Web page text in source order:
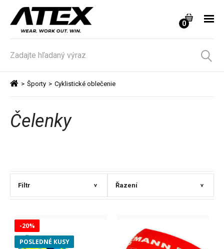
0
> Športy > Cyklistické oblečenie
Čelenky
Filtr > Řazení >
-20%
POSLEDNÉ KUSY